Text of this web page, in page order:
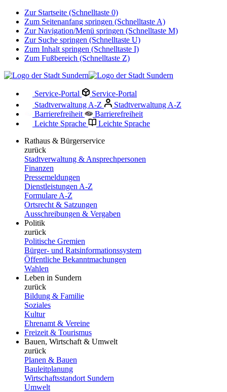
Zur Startseite (Schnelltaste 0)
Zum Seitenanfang springen (Schnelltaste A)
Zur Navigation/Menü springen (Schnelltaste M)
Zur Suche springen (Schnelltaste U)
Zum Inhalt springen (Schnelltaste I)
Zum Fußbereich (Schnelltaste Z)
Service-Portal
Service-Portal
Stadtverwaltung A-Z
Stadtverwaltung A-Z
Barrierefreiheit
Barrierefreiheit
Leichte Sprache
Leichte Sprache
Rathaus & Bürgerservice
zurück
Stadtverwaltung & Ansprechpersonen
Finanzen
Pressemeldungen
Dienstleistungen A-Z
Formulare A-Z
Ortsrecht & Satzungen
Ausschreibungen & Vergaben
Politik
zurück
Politische Gremien
Bürger- und Ratsinformationssystem
Öffentliche Bekanntmachungen
Wahlen
Leben in Sundern
zurück
Bildung & Familie
Soziales
Kultur
Ehrenamt & Vereine
Freizeit & Tourismus
Bauen, Wirtschaft & Umwelt
zurück
Planen & Bauen
Bauleitplanung
Wirtschaftsstandort Sundern
Umwelt